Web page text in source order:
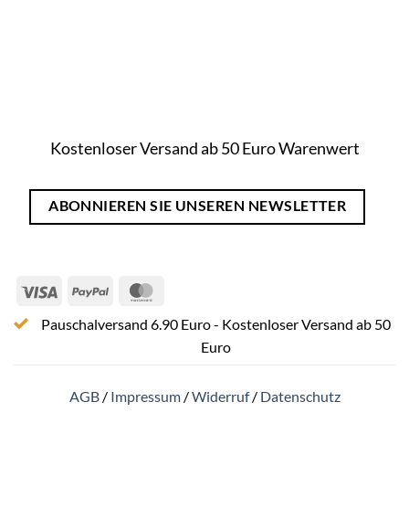
Kostenloser Versand ab 50 Euro Warenwert
ABONNIEREN SIE UNSEREN NEWSLETTER
Visa PayPal
Pauschalversand 6.90 Euro - Kostenloser Versand ab 50
Euro
AGB/ Impressum/Widerruf/ Datenschutz